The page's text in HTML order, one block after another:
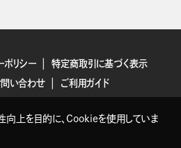
ポリシー
特定商取引に基づく表示
問い合わせ ご利用ガイド
向上を目的に、Cookieを使用していま